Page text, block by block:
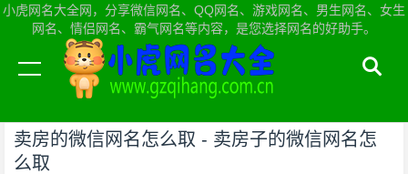
小虎网名大全网，分享微信网名、QQ网名、游戏网名、男生网名、女生
网名、情侣网名、霸气网名等内容，是您选择网名的好助手。
当前位置：小虎网名大全网首页>微信网名
卖房的微信网名怎么取 - 卖房子的微信网名怎
么取